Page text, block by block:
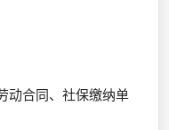
动合同、社保缴纳单